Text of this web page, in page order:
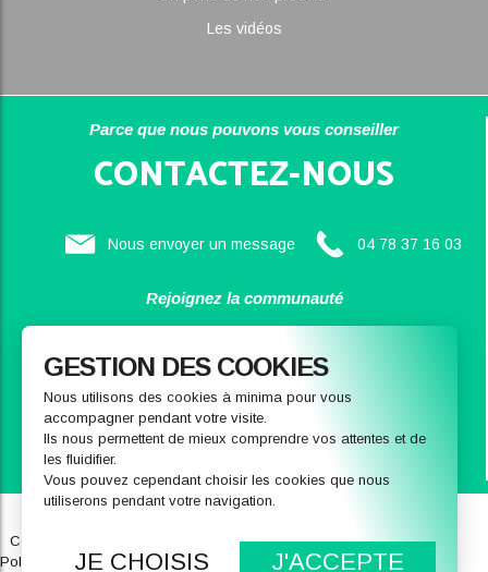
Les vidéos
Parce que nous pouvons vous conseiller
CONTACTEZ-NOUS
Nous envoyer un message 04 78 37 16 03
Rejoignez la communauté
SAINBIOSE
Conditions générales de ventes
FAQ
Politique de données personnelles
Recrutement
GESTION DES COOKIES
Nous utilisons des cookies à minima pour vous
accompagner pendant votre visite.
Ils nous permettent de mieux comprendre vos attentes et de
les fluidifier.
Vous pouvez cependant choisir les cookies que nous
utiliserons pendant votre navigation.
JE CHOISIS J'ACCEPTE